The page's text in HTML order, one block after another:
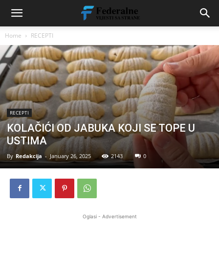
Home RECEPTI
RECEPTI
KOLAČIĆI OD JABUKA KOJI SE TOPE U
USTIMA
By Redakcija - January 26, 2025 2143 0
Oglasi - Advertisement